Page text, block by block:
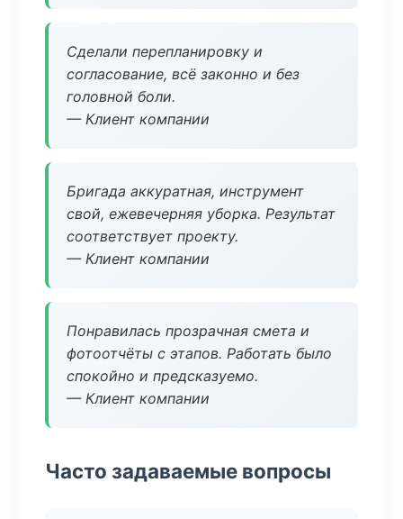
Сделали перепланировку и
согласование, всё законно и без
головной боли.
— Клиент компании
Бригада аккуратная, инструмент
свой, ежевечерняя уборка. Результат
соответствует проекту.
— Клиент компании
Понравилась прозрачная смета и
фотоотчёты с этапов. Работать было
спокойно и предсказуемо.
— Клиент компании
Часто задаваемые вопросы